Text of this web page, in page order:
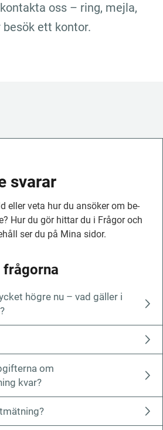
oss – ring, mejla,
ett kontor.
svarar
eller veta hur du ansöker om be­
Hur du gör hittar du i Frågor och
ser du på Mina sidor.
frågorna
högre nu – vad gäller i
om
kvar?